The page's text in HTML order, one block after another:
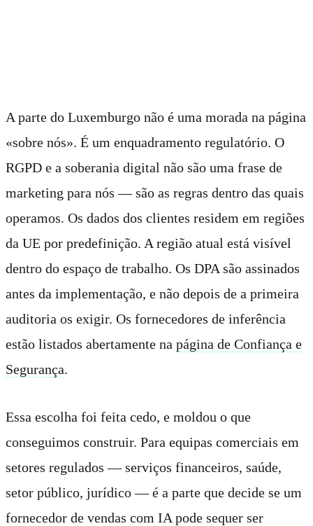
A parte do Luxemburgo não é uma morada na página
«sobre nós». É um enquadramento regulatório. O
RGPD e a soberania digital não são uma frase de
marketing para nós — são as regras dentro das quais
operamos. Os dados dos clientes residem em regiões
da UE por predefinição. A região atual está visível
dentro do espaço de trabalho. Os DPA são assinados
antes da implementação, e não depois de a primeira
auditoria os exigir. Os fornecedores de inferência
estão listados abertamente na página de Confiança e
Segurança.
Essa escolha foi feita cedo, e moldou o que
conseguimos construir. Para equipas comerciais em
setores regulados — serviços financeiros, saúde,
setor público, jurídico — é a parte que decide se um
fornecedor de vendas com IA pode sequer ser